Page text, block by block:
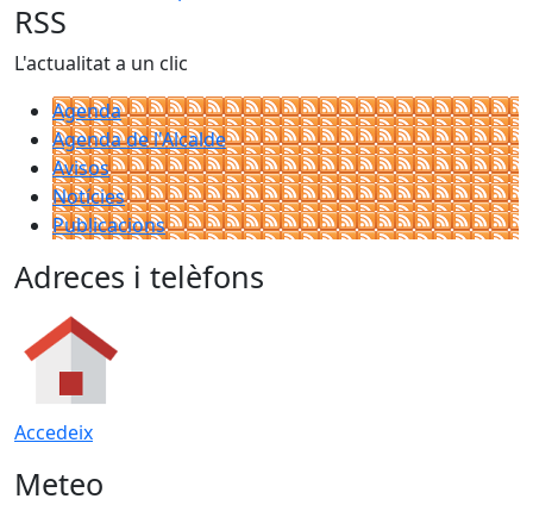
RSS
L'actualitat a un clic
Agenda
Agenda de l'Alcalde
Avisos
Notícies
Publicacions
Adreces i telèfons
Accedeix
Meteo